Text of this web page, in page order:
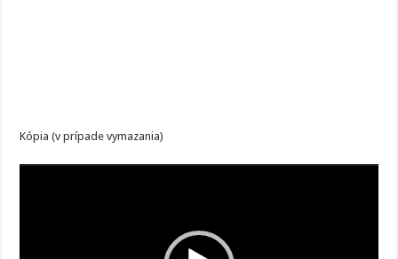
Kópia (v prípade vymazania)